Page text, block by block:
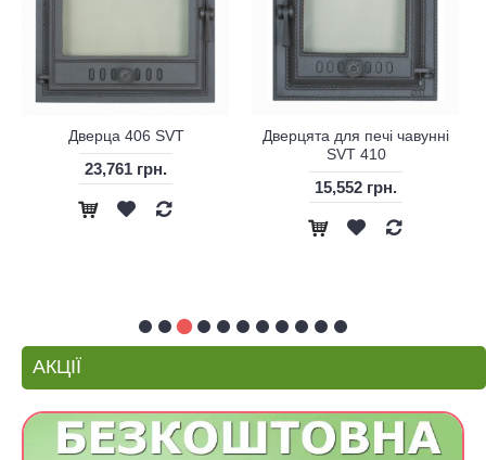
Дверца 406 SVT
23,761 грн.
Дверцята для печі чавунні
SVT 410
15,552 грн.
АКЦІЇ